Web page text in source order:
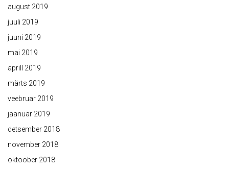
august 2019
juuli 2019
juuni 2019
mai 2019
aprill 2019
märts 2019
veebruar 2019
jaanuar 2019
detsember 2018
november 2018
oktoober 2018